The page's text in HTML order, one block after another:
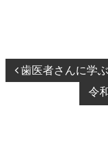
投
稿
歯医者さんに学
令